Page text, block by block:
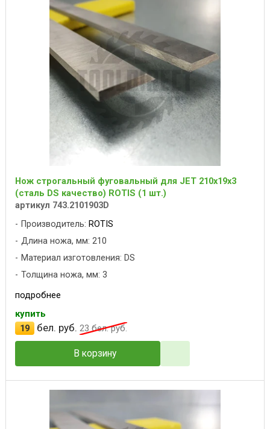
Нож строгальный фуговальный для JET 210х19х3
(сталь DS качество) ROTIS (1 шт.)
артикул 743.2101903D
Производитель: ROTIS
Длина ножа, мм: 210
Материал изготовления: DS
Толщина ножа, мм: 3
подробнее
купить
19
бел. руб. 23бел. руб.
В корзину